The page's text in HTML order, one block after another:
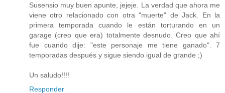
Susensio muy buen apunte, jejeje. La verdad que ahora me
viene otro relacionado con otra "muerte" de Jack. En la
primera temporada cuando le están torturando en un
garage (creo que era) totalmente desnudo. Creo que ahí
fue cuando dije: "este personaje me tiene ganado". 7
temporadas después y sigue siendo igual de grande ;)
Un saludo!!!!
Responder